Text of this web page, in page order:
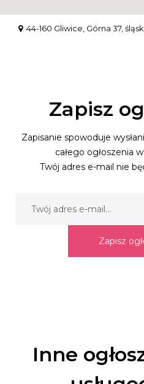
44-160 Gliwice, Górna 37,
Zapisz
Zapisanie spowoduje
całego ogłoszenia
Twój adres e-mail nie
Zapisz
Inne